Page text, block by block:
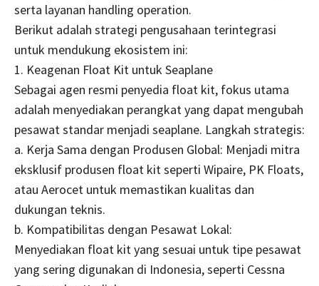
serta layanan handling operation.
Berikut adalah strategi pengusahaan terintegrasi
untuk mendukung ekosistem ini:
1. Keagenan Float Kit untuk Seaplane
Sebagai agen resmi penyedia float kit, fokus utama
adalah menyediakan perangkat yang dapat mengubah
pesawat standar menjadi seaplane. Langkah strategis:
a. Kerja Sama dengan Produsen Global: Menjadi mitra
eksklusif produsen float kit seperti Wipaire, PK Floats,
atau Aerocet untuk memastikan kualitas dan
dukungan teknis.
b. Kompatibilitas dengan Pesawat Lokal:
Menyediakan float kit yang sesuai untuk tipe pesawat
yang sering digunakan di Indonesia, seperti Cessna